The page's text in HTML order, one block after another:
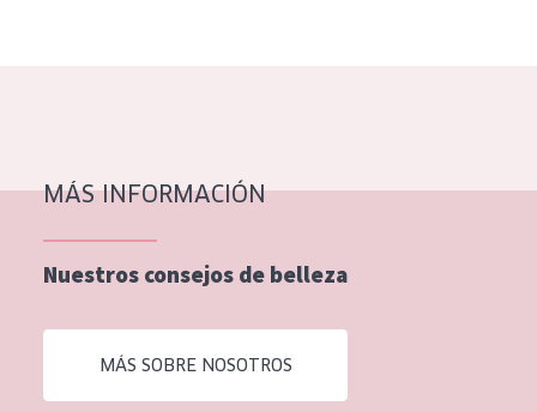
MÁS INFORMACIÓN
Nuestros consejos de belleza
MÁS SOBRE NOSOTROS